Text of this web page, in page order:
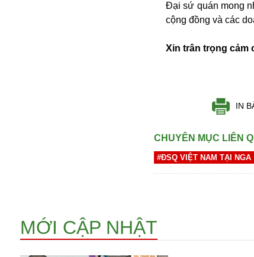
Bakhmut
Bulagria
Đại sứ quán mong
cộng đồng và các
Xin trân trọng cảm
IN
CHUYÊN MỤC LIÊN
#ĐSQ VIỆT NAM TẠI NGA
MỚI CẬP NHẬT